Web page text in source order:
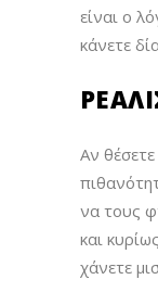
είναι ο
κάνετε
Αν
να τους
και
χάνετε